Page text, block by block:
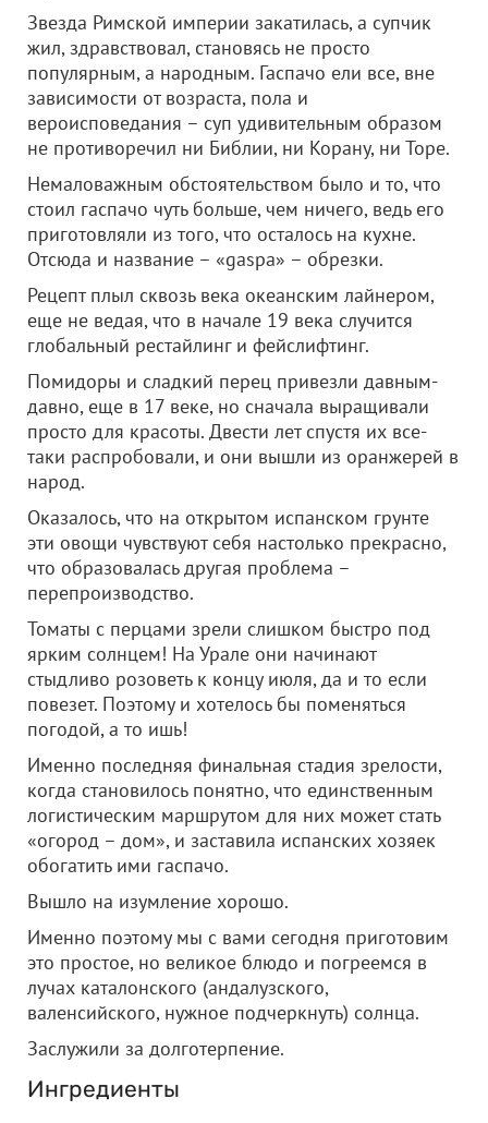
Звезда Римской империи закатилась, а супчик
жил, здравствовал, становясь не просто
популярным, а народным. Гаспачо ели все, вне
зависимости от возраста, пола и
вероисповедания – суп удивительным образом
не противоречил ни Библии, ни Корану, ни Торе.
Немаловажным обстоятельством было и то, что
стоил гаспачо чуть больше, чем ничего, ведь его
приготовляли из того, что осталось на кухне.
Отсюда и название – «gaspa» – обрезки.
Рецепт плыл сквозь века океанским лайнером,
еще не ведая, что в начале 19 века случится
глобальный рестайлинг и фейслифтинг.
Помидоры и сладкий перец привезли давным-
давно, еще в 17 веке, но сначала выращивали
просто для красоты. Двести лет спустя их все-
таки распробовали, и они вышли из оранжерей в
народ.
Оказалось, что на открытом испанском грунте
эти овощи чувствуют себя настолько прекрасно,
что образовалась другая проблема –
перепроизводство.
Томаты с перцами зрели слишком быстро под
ярким солнцем! На Урале они начинают
стыдливо розоветь к концу июля, да и то если
повезет. Поэтому и хотелось бы поменяться
погодой, а то ишь!
Именно последняя финальная стадия зрелости,
когда становилось понятно, что единственным
логистическим маршрутом для них может стать
«огород – дом», и заставила испанских хозяек
обогатить ими гаспачо.
Вышло на изумление хорошо.
Именно поэтому мы с вами сегодня приготовим
это простое, но великое блюдо и погреемся в
лучах каталонского (андалузского,
валенсийского, нужное подчеркнуть) солнца.
Заслужили за долготерпение.
Ингредиенты